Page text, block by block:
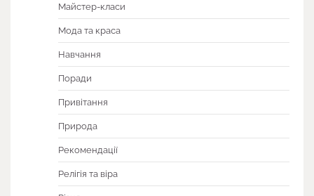
Майстер-класи
Мода та краса
Навчання
Поради
Привітання
Природа
Рекомендації
Релігія та віра